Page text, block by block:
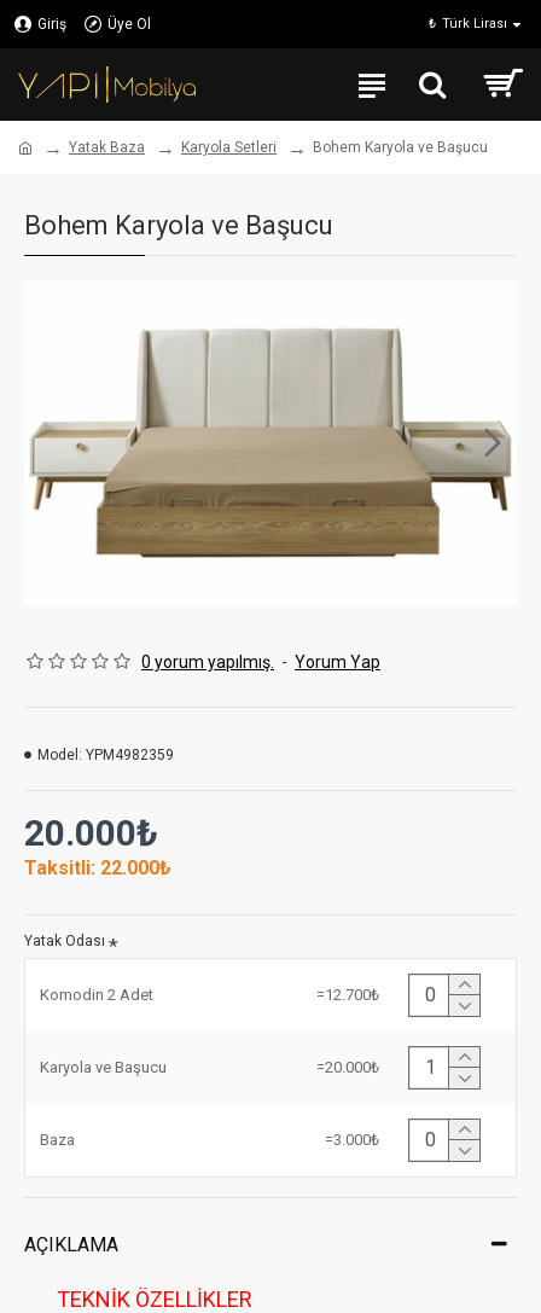
Giriş Üye Ol ₺ Türk Lirası
Yatak Baza Karyola Setleri Bohem Karyola ve Başucu
Bohem Karyola ve Başucu
0 yorum yapılmış. - Yorum Yap
20.000₺
Taksitli: 22.000₺
Model: YPM4982359
Yatak Odası
Komodin 2 Adet =12.700₺
Karyola ve Başucu =20.000₺
Baza =3.000₺
AÇIKLAMA
TEKNIK ÖZELLIKLER